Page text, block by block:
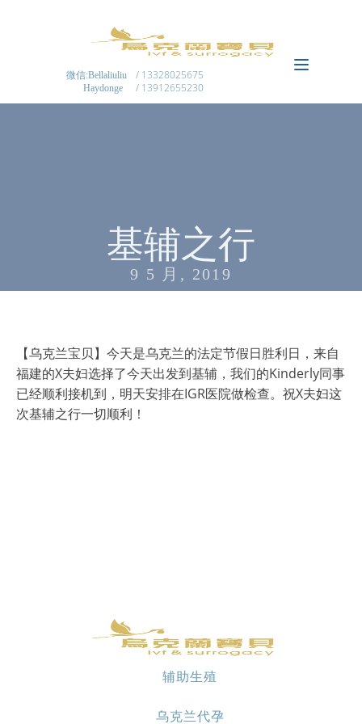
微信:Bellaliuliu
Haydonge
/ 13328025675
/ 13912655230
基辅之行
9 5 月, 2019
【乌克兰宝贝】今天是乌克兰的法定节假日胜利日，来自
福建的X夫妇选择了今天出发到基辅，我们的Kinderly同事
已经顺利接机到，明天安排在IGR医院做检查。祝X夫妇这
次基辅之行一切顺利！
辅助生殖
乌克兰代孕